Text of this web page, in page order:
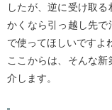
したが、逆に受け取
かくなら引っ越し先
で使ってほしいですよ
ここからは、そんな
介します。